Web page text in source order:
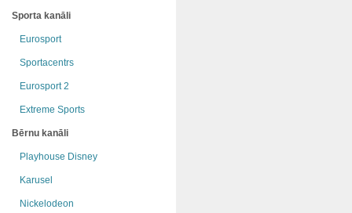
Sporta kanāli
Eurosport
Sportacentrs
Eurosport 2
Extreme Sports
Bērnu kanāli
Playhouse Disney
Karusel
Nickelodeon